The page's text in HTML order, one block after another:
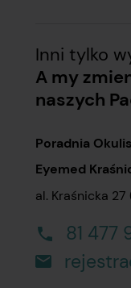
Inni tylko
A my
naszych
Poradnia
Eyemed
al. Kraśnicka
81 477